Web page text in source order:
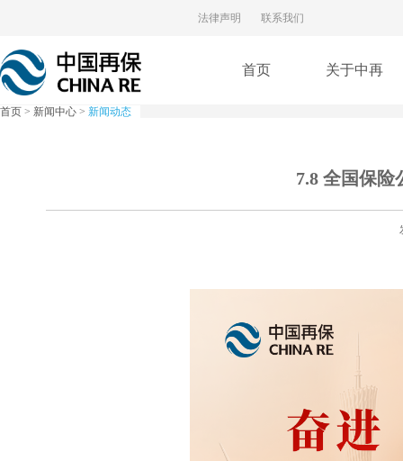
法律声明 联系我们
首页 关于中再
首页 > 新闻中心 > 新闻动态
7.8 全国保险